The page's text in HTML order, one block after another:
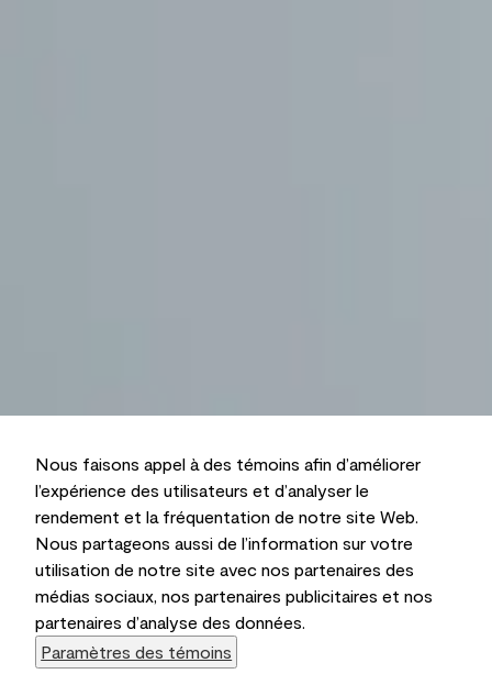
Nous faisons appel à des témoins afin d’améliorer
l’expérience des utilisateurs et d’analyser le
rendement et la fréquentation de notre site Web.
Nous partageons aussi de l’information sur votre
utilisation de notre site avec nos partenaires des
médias sociaux, nos partenaires publicitaires et nos
partenaires d’analyse des données.
Paramètres des témoins